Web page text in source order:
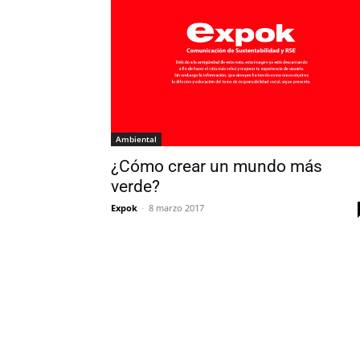
Ambiental
¿Cómo crear un mundo más
verde?
Expok - 8 marzo 2017